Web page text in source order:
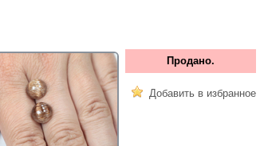
Продано.
Добавить в избранное